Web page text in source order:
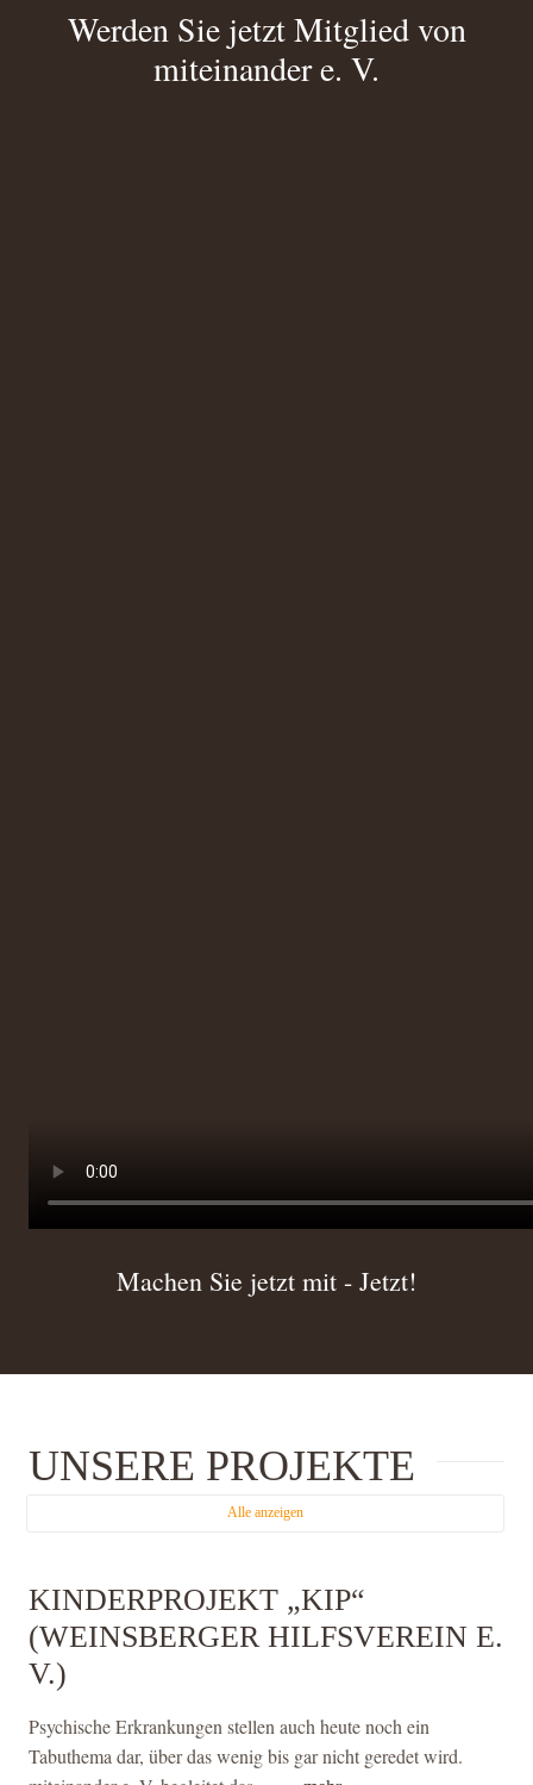
Werden Sie jetzt Mitglied von
miteinander e. V.
Machen Sie jetzt mit - Jetzt!
UNSERE PROJEKTE
Alle anzeigen
KINDERPROJEKT „KIP“
(WEINSBERGER HILFSVEREIN E.
V.)
Psychische Erkrankungen stellen auch heute noch ein
Tabuthema dar, über das wenig bis gar nicht geredet wird.